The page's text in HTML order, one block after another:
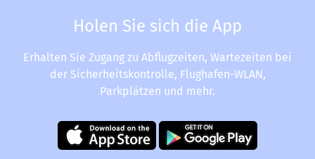
Holen Sie sich die App
Erhalten Sie Zugang zu Abflugzeiten, Wartezeiten bei
der Sicherheitskontrolle, Flughafen-WLAN,
Parkplätzen und mehr.